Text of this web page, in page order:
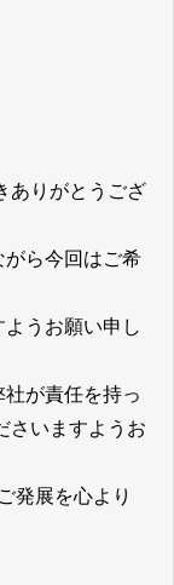
ありがとうござ
ら今回はご希
うお願い申し
が責任を持っ
さいますようお
発展を心より